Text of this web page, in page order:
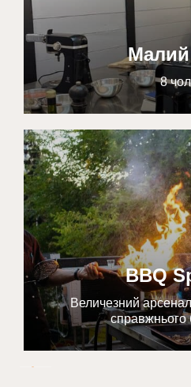
Малий
8
BBQ
Величезний
справжнього